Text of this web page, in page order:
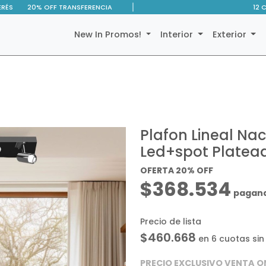
20% OFF TRANSFERENCIA 12
New In Promos! Interior Exterior
Plafon Lineal
Led+spot
OFERTA 20% OFF
$368.534
Precio de lista
$460.668 en 6 cuotas
PRECIO EXCLUSIVO VENTA